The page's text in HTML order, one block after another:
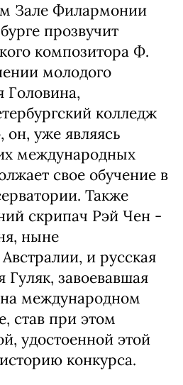
Зале Филармонии
прозвучит
композитора Ф.
молодого
Головина,
колледж
он, уже являясь
международных
свое обучение в
Также
скрипач Рэй Чен -
ныне
и русская
завоевавшая
международном
став при этом
удостоенной этой
конкурса.